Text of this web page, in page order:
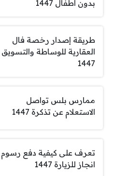
بدون اطفال 1447
طريقة إصدار رخصة فال
العقارية للوساطة والتسويق
1447
ممارس بلس تواصل
الاستعلام عن تذكرة 1447
تعرف على كيفية دفع رسوم
انجاز للزيارة 1447